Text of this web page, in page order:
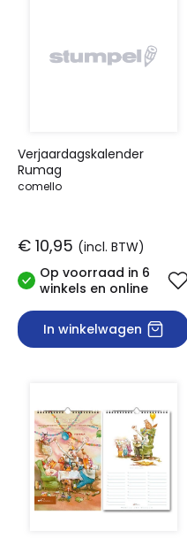
Verjaardagskalender
Rumag
comello
€ 10,95 (incl. BTW)
Op voorraad in 6
winkels en online
In winkelwagen